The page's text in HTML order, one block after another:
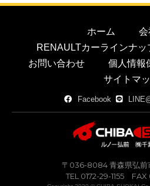
ホーム
会
RENAULTカーラインナッ
お問い合わせ
個人情報
サイトマ
Facebook
〒036-8084 青森県弘前
TEL 0172-29-1155